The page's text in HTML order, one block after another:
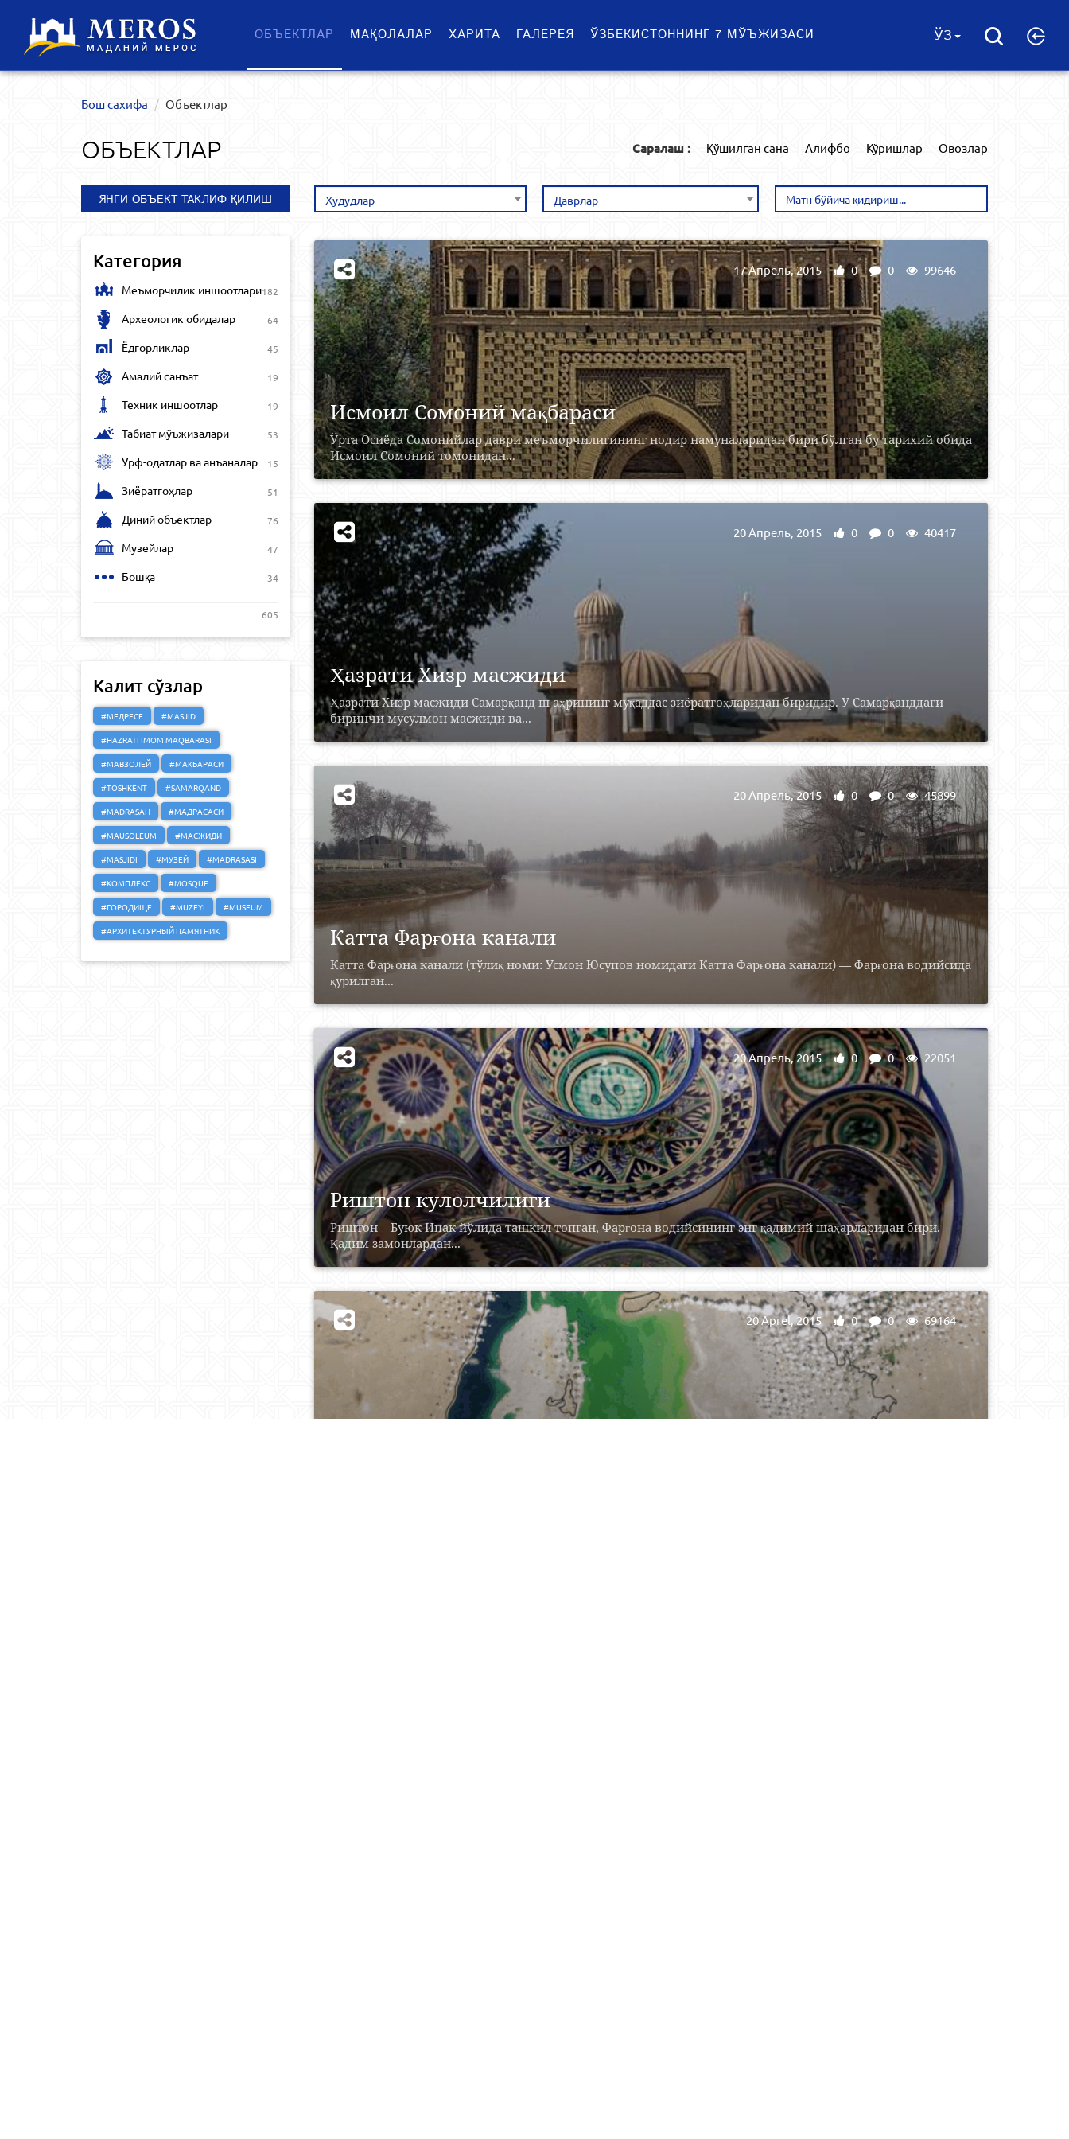
ОБЪЕКТЛАР МАҚОЛАЛАР ХАРИТА ГАЛЕРЕЯ ЎЗБЕКИСТОННИНГ 7 МЎЪЖИЗАСИ ЎЗ
Бош сахифа Объектлар
ОБЪЕКТЛАР Саралаш : Қўшилган сана Алифбо Кўришлар Овозлар
ЯНГИ ОБЪЕКТ ТАКЛИФ ҚИЛИШ
Категория
Меъморчилик иншоотлари182
Археологик обидалар 64
Ёдгорликлар 45
Амалий санъат 19
Техник иншоотлар 19
Табиат мўъжизалари 53
Урф-одатлар ва анъаналар 15
Зиёратгоҳлар 51
Диний объектлар 76
Музейлар 47
Бошқа 34
605
Калит сўзлар
#МЕДРЕСЕ
#MASJID
#HAZRATI IMOM MAQBARASI
#МАВЗОЛЕЙ
#МАҚБАРАСИ
#TOSHKENT
#SAMARQAND
#MADRASAH
#МАДРАСАСИ
#MAUSOLEUM
#МАСЖИДИ
#MASJIDI
#МУЗЕЙ
#MADRASASI
#КОМПЛЕКС
#MOSQUE
#ГОРОДИЩЕ
#MUZEYI
#MUSEUM
#АРХИТЕКТУРНЫЙ ПАМЯТНИК
Ҳудудлар Даврлар
Исмоил Сомоний мақбараси
Ўрта Осиёда Сомонийлар даври меъморчилигининг нодир намуналаридан бири бўлган бу тарихий обида
Исмоил Сомоний томонидан...
17 Апрель, 2015 0 0 99646
Ҳазрати Хизр масжиди
Ҳазрати Хизр масжиди Самарқанд ш аҳрининг муқаддас зиёратгоҳларидан биридир. У Самарқанддаги
биринчи мусулмон масжиди ва...
20 Апрель, 2015 0 0 40417
Катта Фарғона канали
Катта Фарғона канали (тўлиқ номи: Усмон Юсупов номидаги Катта Фарғона канали) — Фарғона водийсида
қурилган...
20 Апрель, 2015 0 0 45899
Риштон кулолчилиги
Риштон – Буюк Ипак йўлида ташкил топган, Фарғона водийсининг энг қадимий шаҳарларидан бири.
Қадим замонлардан...
20 Апрель, 2015 0 0 22051
20 Aprel, 2015 0 0 69164